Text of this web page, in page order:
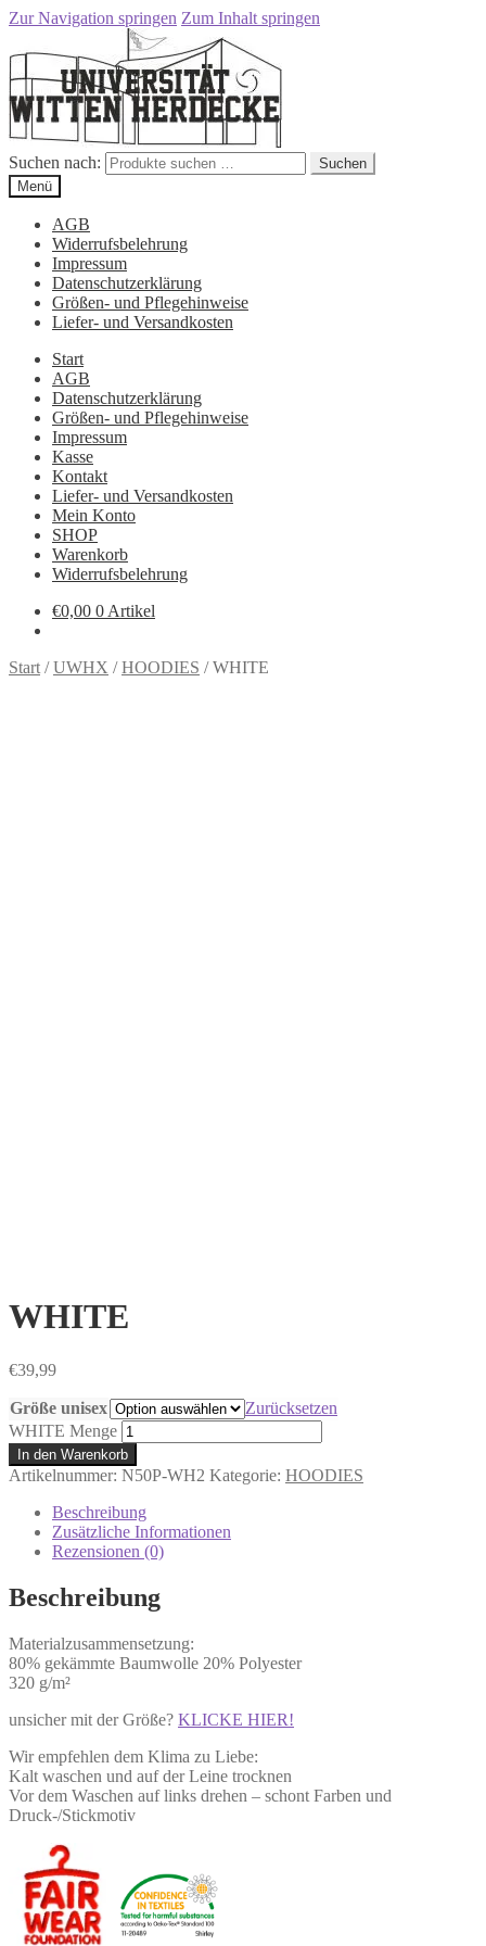
Zur Navigation springen Zum Inhalt springen
Suchen nach:
Suchen
Menü
AGB
Widerrufsbelehrung
Impressum
Datenschutzerklärung
Größen- und Pflegehinweise
Liefer- und Versandkosten
Start
AGB
Datenschutzerklärung
Größen- und Pflegehinweise
Impressum
Kasse
Kontakt
Liefer- und Versandkosten
Mein Konto
SHOP
Warenkorb
Widerrufsbelehrung
€0,00 0 Artikel
Start /UWHX /HOODIES /WHITE
WHITE
€39,99
Größe unisex
Zurücksetzen
WHITE Menge
In den Warenkorb
Artikelnummer: N50P-WH2 Kategorie: HOODIES
Beschreibung
Zusätzliche Informationen
Rezensionen (0)
Beschreibung
Materialzusammensetzung:
80% gekämmte Baumwolle 20% Polyester
320 g/m²
unsicher mit der Größe? KLICKE HIER!
Wir empfehlen dem Klima zu Liebe:
Kalt waschen und auf der Leine trocknen
Vor dem Waschen auf links drehen – schont Farben und
Druck-/Stickmotiv